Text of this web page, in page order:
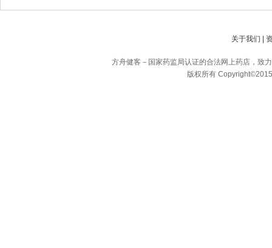
关于我们
方舟健客－国家药监局认证的合法网上药店，致
版权所有